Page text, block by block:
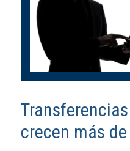
crecen más